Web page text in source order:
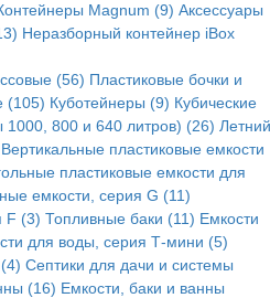
Magnum (9) Аксессуары
Неразборный контейнер iBox
(56) Пластиковые бочки и
(105) Куботейнеры (9) Кубические
1000, 800 и 640 литров) (26) Летний
Вертикальные пластиковые емкости
пластиковые емкости для
емкости, серия G (11)
F (3) Топливные баки (11) Емкости
для воды, серия Т-мини (5)
Септики для дачи и системы
(16) Емкости, баки и ванны